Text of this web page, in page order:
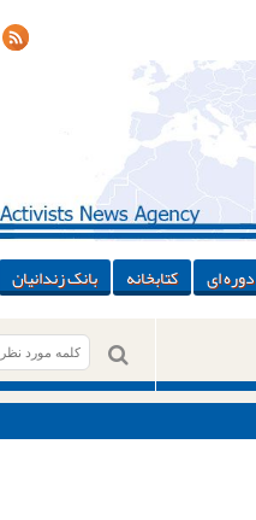
ای کتابخانه بانک زندانیان